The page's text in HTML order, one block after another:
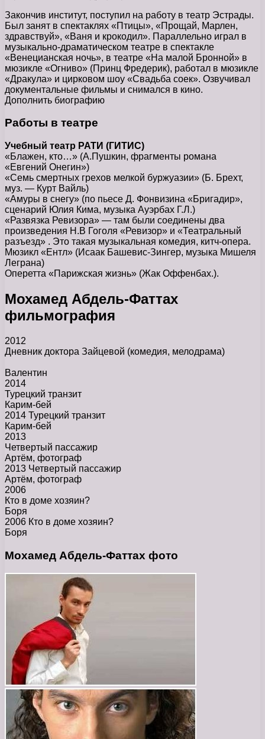
Закончив институт, поступил на работу в театр Эстрады.
Был занят в спектаклях «Птицы», «Прощай, Марлен,
здравствуй», «Ваня и крокодил». Параллельно играл в
музыкально-драматическом театре в спектакле
«Венецианская ночь», в театре «На малой Бронной» в
мюзикле «Огниво» (Принц Фредерик), работал в мюзикле
«Дракула» и цирковом шоу «Свадьба соек». Озвучивал
документальные фильмы и снимался в кино.
Дополнить биографию
Работы в театре
Учебный театр РАТИ (ГИТИС)
«Блажен, кто…» (А.Пушкин, фрагменты романа
«Евгений Онегин»)
«Семь смертных грехов мелкой буржуазии» (Б. Брехт,
муз. — Курт Вайль)
«Амуры в снегу» (по пьесе Д. Фонвизина «Бригадир»,
сценарий Юлия Кима, музыка Ауэрбах Г.Л.)
«Развязка Ревизора» — там были соединены два
произведения Н.В Гоголя «Ревизор» и «Театральный
разъезд» . Это такая музыкальная комедия, китч-опера.
Мюзикл «Ентл» (Исаак Башевис-Зингер, музыка Мишеля
Леграна)
Оперетта «Парижская жизнь» (Жак Оффенбах.).
Мохамед Абдель-Фаттах
фильмография
2012
Дневник доктора Зайцевой (комедия, мелодрама)
Валентин
2014
Турецкий транзит
Карим-бей
2014 Турецкий транзит
Карим-бей
2013
Четвертый пассажир
Артём, фотограф
2013 Четвертый пассажир
Артём, фотограф
2006
Кто в доме хозяин?
Боря
2006 Кто в доме хозяин?
Боря
Мохамед Абдель-Фаттах фото